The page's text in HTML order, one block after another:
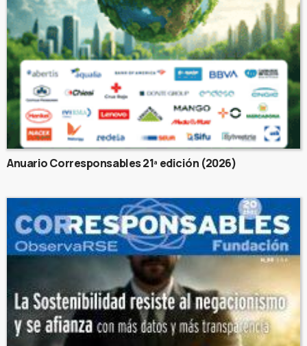
Anuario Corresponsables 21ª edición (2026)